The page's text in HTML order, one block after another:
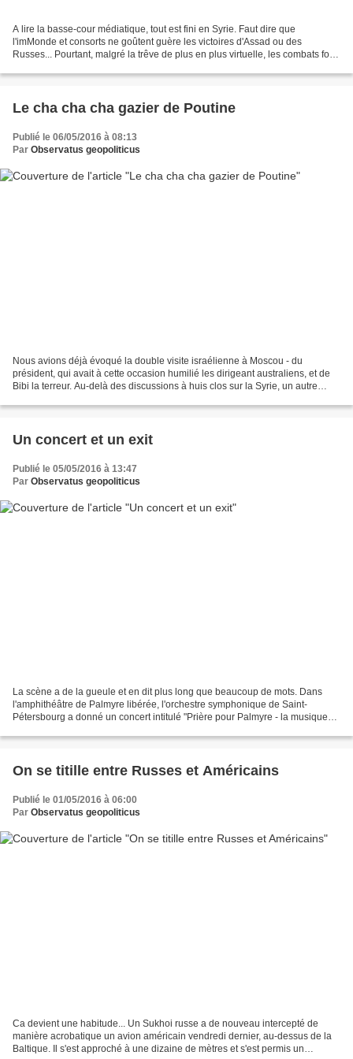
A lire la basse-cour médiatique, tout est fini en Syrie. Faut dire que
l'imMonde et consorts ne goûtent guère les victoires d'Assad ou des
Russes... Pourtant, malgré la trêve de plus en plus virtuelle, les combats font
Le cha cha cha gazier de Poutine
Publié le 06/05/2016 à 08:13
Par Observatus geopoliticus
Nous avions déjà évoqué la double visite israélienne à Moscou - du
président, qui avait à cette occasion humilié les dirigeant australiens, et de
Bibi la terreur. Au-delà des discussions à huis clos sur la Syrie, un autre
Un concert et un exit
Publié le 05/05/2016 à 13:47
Par Observatus geopoliticus
La scène a de la gueule et en dit plus long que beaucoup de mots. Dans
l'amphithéâtre de Palmyre libérée, l'orchestre symphonique de Saint-
Pétersbourg a donné un concert intitulé "Prière pour Palmyre - la musique
On se titille entre Russes et Américains
Publié le 01/05/2016 à 06:00
Par Observatus geopoliticus
Ca devient une habitude... Un Sukhoi russe a de nouveau intercepté de
manière acrobatique un avion américain vendredi dernier, au-dessus de la
Baltique. Il s'est approché à une dizaine de mètres et s'est permis un